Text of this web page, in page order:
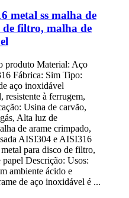
metal ss malha de
de filtro, malha de
produto Material: Aço
Fábrica: Sim Tipo:
aço inoxidável
resistente à ferrugem,
Usina de carvão,
Alta luz de
de arame crimpado,
AISI304 e AISI316
para disco de filtro,
papel Descrição: Usos:
ambiente ácido e
de aço inoxidável é ...